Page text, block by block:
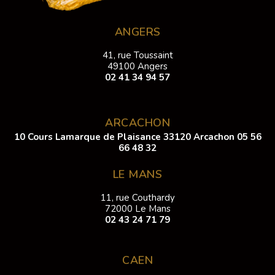
ANGERS
41, rue Toussaint
49100 Angers
02 41 34 94 57
ARCACHON
10 Cours Lamarque de Plaisance 33120 Arcachon 05 56
66 48 32
LE MANS
11, rue Couthardy
72000 Le Mans
02 43 24 71 79
CAEN